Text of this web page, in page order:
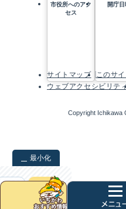
市役所へのアク
セス
開庁日
サイトマップ
このサ
ウェブアクセシビリテ
Copyright Ichikawa
最小化
検索
クリア